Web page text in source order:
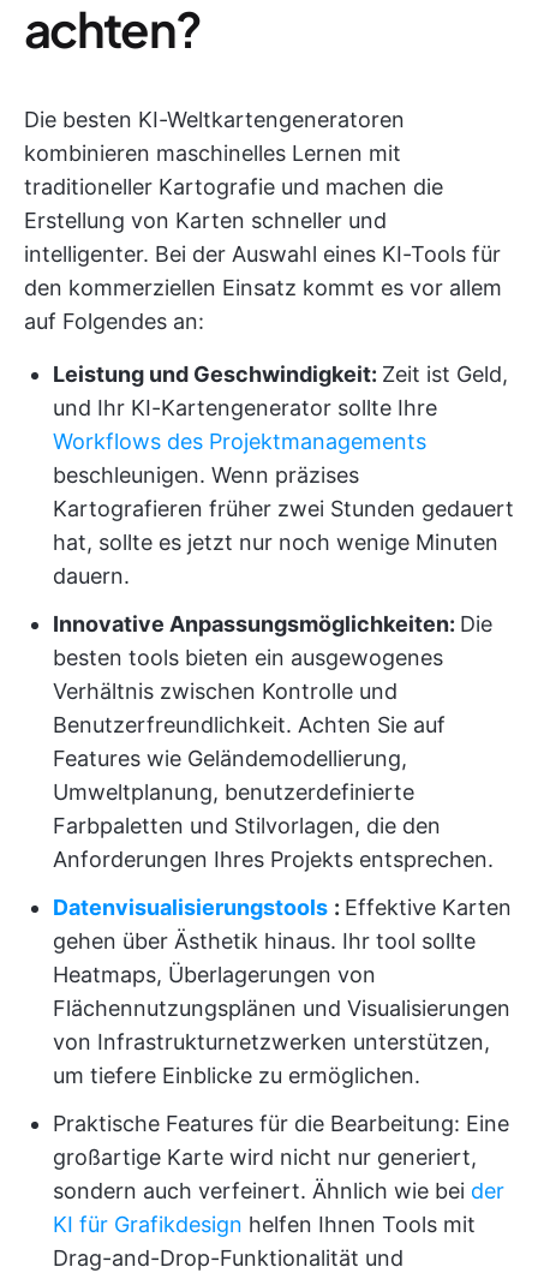
achten?
Die besten KI-Weltkartengeneratoren
kombinieren maschinelles Lernen mit
traditioneller Kartografie und machen die
Erstellung von Karten schneller und
intelligenter. Bei der Auswahl eines KI-Tools für
den kommerziellen Einsatz kommt es vor allem
auf Folgendes an:
Leistung und Geschwindigkeit: Zeit ist Geld,
und Ihr KI-Kartengenerator sollte Ihre
Workflows des Projektmanagements
beschleunigen. Wenn präzises
Kartografieren früher zwei Stunden gedauert
hat, sollte es jetzt nur noch wenige Minuten
dauern.
Innovative Anpassungsmöglichkeiten: Die
besten tools bieten ein ausgewogenes
Verhältnis zwischen Kontrolle und
Benutzerfreundlichkeit. Achten Sie auf
Features wie Geländemodellierung,
Umweltplanung, benutzerdefinierte
Farbpaletten und Stilvorlagen, die den
Anforderungen Ihres Projekts entsprechen.
Datenvisualisierungstools : Effektive Karten
gehen über Ästhetik hinaus. Ihr tool sollte
Heatmaps, Überlagerungen von
Flächennutzungsplänen und Visualisierungen
von Infrastrukturnetzwerken unterstützen,
um tiefere Einblicke zu ermöglichen.
Praktische Features für die Bearbeitung: Eine
großartige Karte wird nicht nur generiert,
sondern auch verfeinert. Ähnlich wie bei der
KI für Grafikdesign helfen Ihnen Tools mit
Drag-and-Drop-Funktionalität und